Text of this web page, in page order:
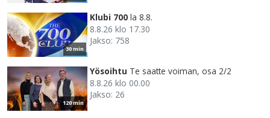
30 min
Klubi 700 la 8.8.
8.8.26 klo 17.30
Jakso: 758
120 min
Yösoihtu Te saatte voiman, osa 2/2
8.8.26 klo 00.00
Jakso: 26